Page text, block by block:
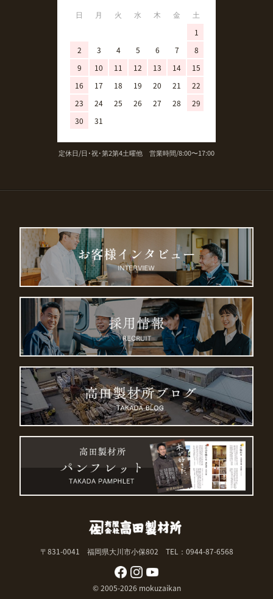
日 月 火 水 木 金
土
1
2
3 4 5 6 7
8
9
10 11 12 13 14
15
16
17 18 19 20 21
22
23
24 25 26 27 28
29
30
31
定休日/日･祝･第2第4土曜他 営業時間/8:00〜17:00
〒831-0041 福岡県大川市小保802 TEL：0944-87-6568
© 2005-2026 mokuzaikan